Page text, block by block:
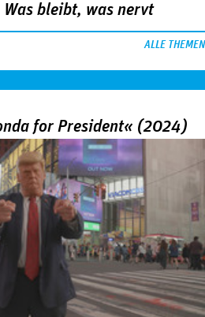
bleibt, was nervt
ALLE THEMEN
for President« (2024)